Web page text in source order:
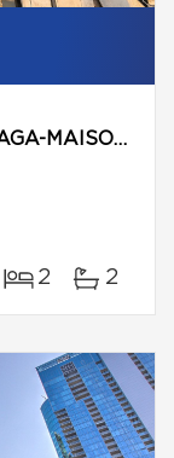
MONTRÉAL (MERCIER/HOCHELAGA-MAISONNEUVE)
2 2